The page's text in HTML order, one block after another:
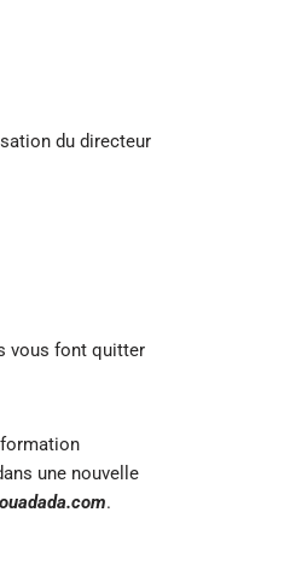
du directeur
vous font quitter
une nouvelle
.